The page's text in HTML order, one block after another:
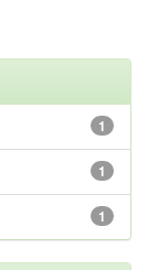
1
1
1